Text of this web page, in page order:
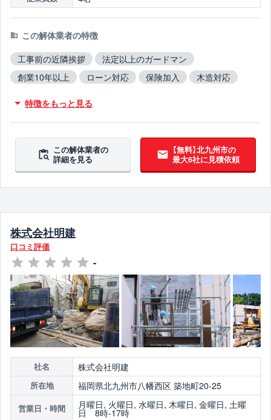
この解体業者の特徴
工事前の近隣挨拶
法定以上のガードマン
創業10年以上
ローン対応 保険加入
木造対応
造成工事対応
10年以上無事故
10年以上無違反
特徴をもっと見る
この解体業者の
詳細を見る
【無料】北九州市の
最大6社に見積依頼
株式会社明建
口コミ評価
-
社名 株式会社明建
所在地 福岡県北九州市八幡西区 築地町20-25
営業日・時間 月曜日, 火曜日, 水曜日, 木曜日, 金曜日, 土曜
日 8時-17時